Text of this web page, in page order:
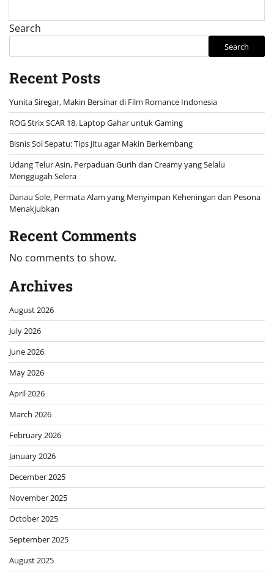
Search
Search
Recent Posts
Yunita Siregar, Makin Bersinar di Film Romance Indonesia
ROG Strix SCAR 18, Laptop Gahar untuk Gaming
Bisnis Sol Sepatu: Tips Jitu agar Makin Berkembang
Udang Telur Asin, Perpaduan Gurih dan Creamy yang Selalu
Menggugah Selera
Danau Sole, Permata Alam yang Menyimpan Keheningan dan Pesona
Menakjubkan
Recent Comments
No comments to show.
Archives
August 2026
July 2026
June 2026
May 2026
April 2026
March 2026
February 2026
January 2026
December 2025
November 2025
October 2025
September 2025
August 2025